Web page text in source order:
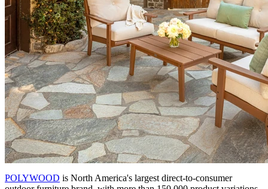
POLYWOOD is North America's largest direct-to-consumer